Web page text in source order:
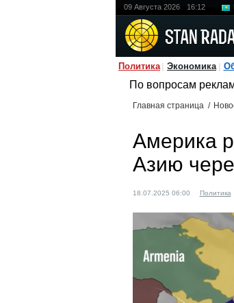
09 Августа 2026 16:12
Политика Экономика
По вопросам
Главная страница /
Америка
Азию
18.07.2025 06:00 Политика